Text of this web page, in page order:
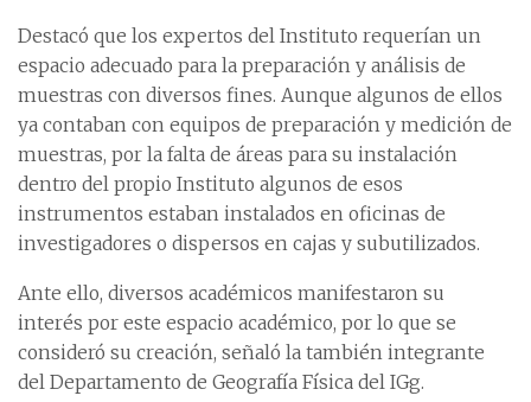
Destacó que los expertos del Instituto requerían un
espacio adecuado para la preparación y análisis de
muestras con diversos fines. Aunque algunos de ellos
ya contaban con equipos de preparación y medición de
muestras, por la falta de áreas para su instalación
dentro del propio Instituto algunos de esos
instrumentos estaban instalados en oficinas de
investigadores o dispersos en cajas y subutilizados.
Ante ello, diversos académicos manifestaron su
interés por este espacio académico, por lo que se
consideró su creación, señaló la también integrante
del Departamento de Geografía Física del IGg.